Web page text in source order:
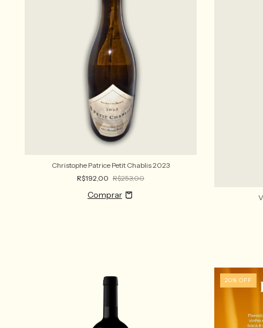
Christophe Patrice Petit Chablis 2023
R$192,00 R$253,00
20% OFF